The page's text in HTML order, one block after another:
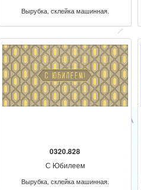
Вырубка, склейка машинная.
0320.828
С Юбилеем
Вырубка, склейка машинная.